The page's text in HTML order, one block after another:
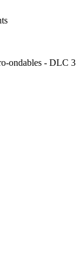
ondables - DLC 3